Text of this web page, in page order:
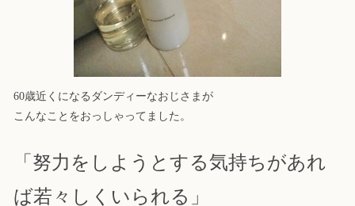
60歳近くになるダンディーなおじさまが
こんなことをおっしゃってました。
「努力をしようとする気持ちがあれ
ば若々しくいられる」